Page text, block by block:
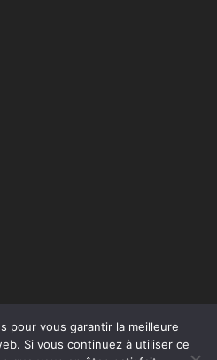
pour vous garantir la meilleure
Si vous continuez à utiliser ce